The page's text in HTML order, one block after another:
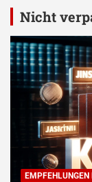
Nicht
EMPFEHLUNGEN